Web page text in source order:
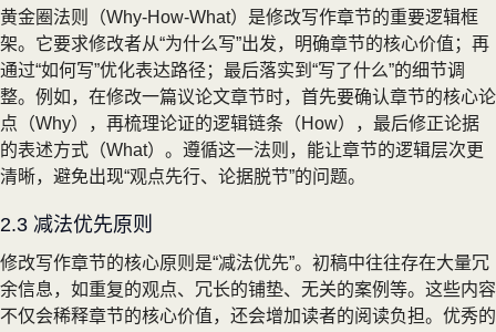
黄金圈法则（Why-How-What）是修改写作章节的重要逻辑框
架。它要求修改者从“为什么写”出发，明确章节的核心价值；再
通过“如何写”优化表达路径；最后落实到“写了什么”的细节调
整。例如，在修改一篇议论文章节时，首先要确认章节的核心论
点（Why），再梳理论证的逻辑链条（How），最后修正论据
的表述方式（What）。遵循这一法则，能让章节的逻辑层次更
清晰，避免出现“观点先行、论据脱节”的问题。
2.3 减法优先原则
修改写作章节的核心原则是“减法优先”。初稿中往往存在大量冗
余信息，如重复的观点、冗长的铺垫、无关的案例等。这些内容
不仅会稀释章节的核心价值，还会增加读者的阅读负担。优秀的